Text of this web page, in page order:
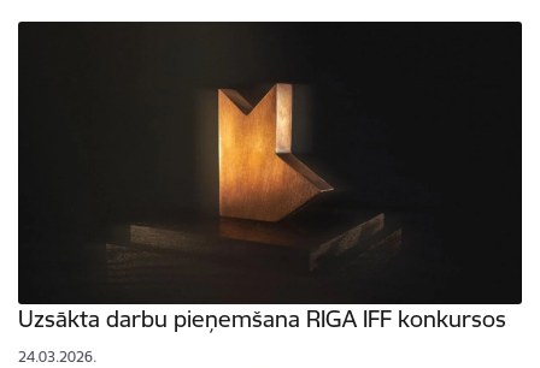
Uzsākta darbu pieņemšana RIGA IFF konkursos
24.03.2026.